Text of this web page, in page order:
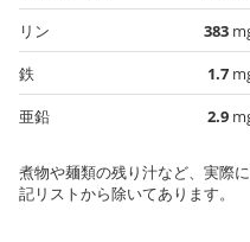
リン
383
鉄
1.7
亜鉛
2.9
煮物や麺類の残り汁など、実際
記リストから除いてあります。